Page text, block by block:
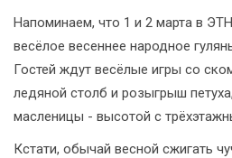
Напоминаем, что 1 и 2 марта в
весёлое весеннее народное
Гостей ждут весёлые игры со
ледяной столб и розыгрыш
масленицы - высотой с
Кстати, обычай весной сжигать